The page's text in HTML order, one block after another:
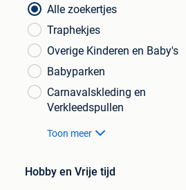
Alle zoekertjes
Traphekjes
Overige Kinderen en Baby's
Babyparken
Carnavalskleding en
Verkleedspullen
Toon meer
Hobby en Vrije tijd